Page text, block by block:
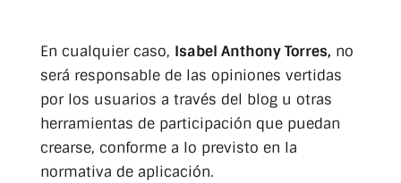
En cualquier caso, Isabel Anthony Torres, no
será responsable de las opiniones vertidas
por los usuarios a través del blog u otras
herramientas de participación que puedan
crearse, conforme a lo previsto en la
normativa de aplicación.